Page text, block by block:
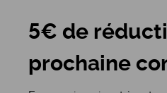
5€ de
prochaine